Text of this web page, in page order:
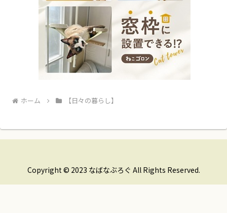
ホーム 【日々の暮らし】
Copyright © 2023 なばなぶろぐ All Rights Reserved.